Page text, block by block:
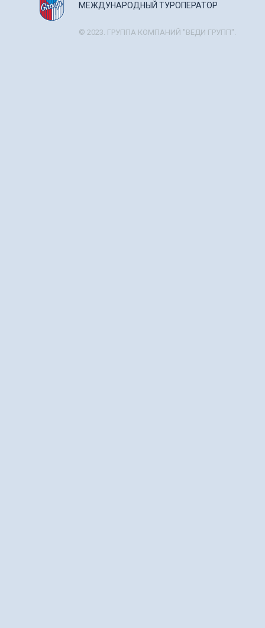
МЕЖДУНАРОДНЫЙ ТУРОПЕРАТОР
© 2023. ГРУППА КОМПАНИЙ "ВЕДИ ГРУПП".